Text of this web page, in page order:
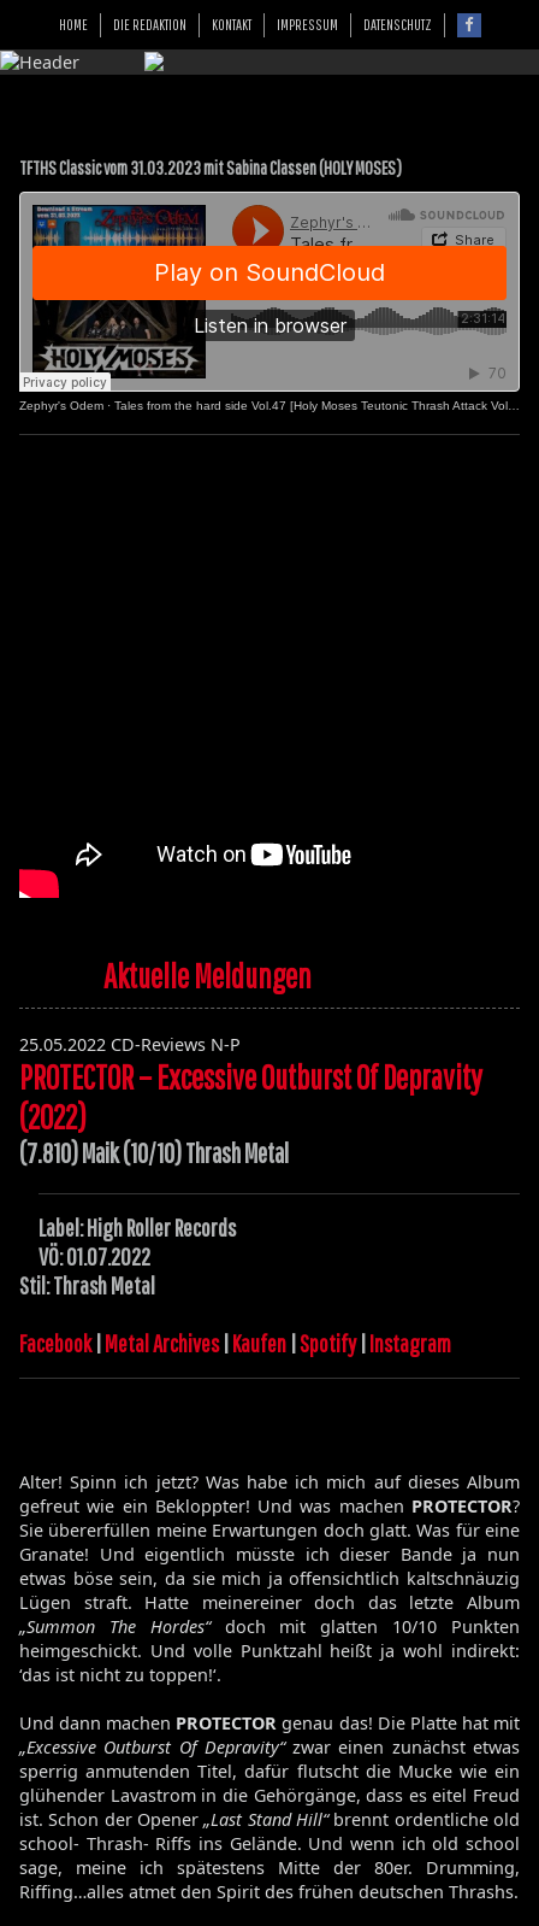
HOME DIE REDAKTION KONTAKT IMPRESSUM DATENSCHUTZ
TFTHS Classic vom 31.03.2023 mit Sabina Classen (HOLY MOSES)
Zephyr's Odem · Tales from the hard side Vol.47 [Holy Moses Teutonic Thrash Attack Vol.2]
Aktuelle Meldungen
25.05.2022 CD-Reviews N-P
PROTECTOR – Excessive Outburst Of Depravity
(2022)
(7.810) Maik (10/10) Thrash Metal
Label: High Roller Records
VÖ: 01.07.2022
Stil: Thrash Metal
Facebook| Metal Archives| Kaufen |Spotify| Instagram
Alter! Spinn ich jetzt? Was habe ich mich auf dieses Album
gefreut wie ein Bekloppter! Und was machen PROTECTOR?
Sie übererfüllen meine Erwartungen doch glatt. Was für eine
Granate! Und eigentlich müsste ich dieser Bande ja nun
etwas böse sein, da sie mich ja offensichtlich kaltschnäuzig
Lügen straft. Hatte meinereiner doch das letzte Album
„Summon The Hordes“doch mit glatten 10/10 Punkten
heimgeschickt. Und volle Punktzahl heißt ja wohl indirekt:
‘das ist nicht zu toppen!‘.
Und dann machen PROTECTOR genau das! Die Platte hat mit
„Excessive Outburst Of Depravity“zwar einen zunächst etwas
sperrig anmutenden Titel, dafür flutscht die Mucke wie ein
glühender Lavastrom in die Gehörgänge, dass es eitel Freud
ist. Schon der Opener„Last Stand Hill“brennt ordentliche old
school- Thrash- Riffs ins Gelände. Und wenn ich old school
sage, meine ich spätestens Mitte der 80er. Drumming,
Riffing…alles atmet den Spirit des frühen deutschen Thrashs.